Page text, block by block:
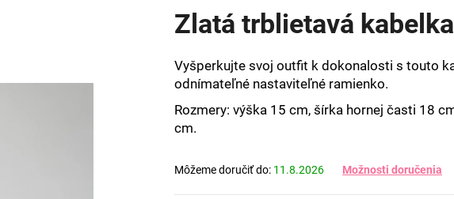
produktu
je
5
hviezdičiek.
Zlatá trblietavá kabelka
Vyšperkujte svoj outfit k dokonalosti s touto
odnímateľné nastaviteľné ramienko.
Rozmery: výška 15 cm, šírka hornej časti 18
cm.
Môžeme doručiť do: 11.8.2026 Možnosti doručenia